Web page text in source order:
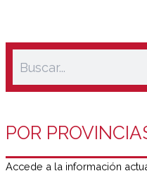
POR
Accede a la información